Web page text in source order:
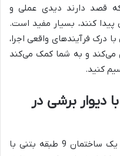
قصد دارند دیدی عملی و
کنند، بسیار مفید است.
درک فرآیندهای واقعی اجرا،
می‌کند و به شما کمک می‌کند
کنید.
دیوار برشی در
این آموزش به طور خاص به طراحی یک ساختمان 9 طبقه بتنی با